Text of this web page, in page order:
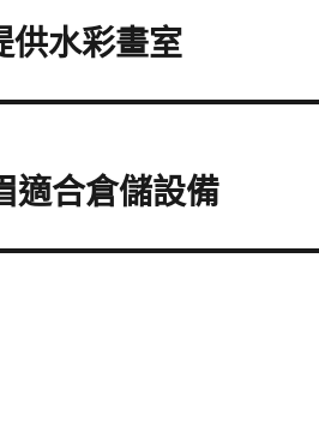
供水彩畫室
適合倉儲設備